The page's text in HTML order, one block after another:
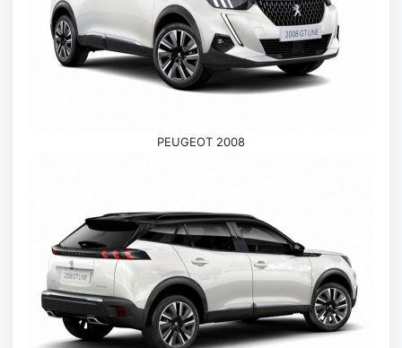
PEUGEOT 2008